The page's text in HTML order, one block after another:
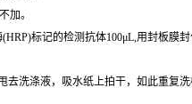
加。
标记的检测抗体100μL,用封板膜
洗涤液，吸水纸上拍干，如此重复洗